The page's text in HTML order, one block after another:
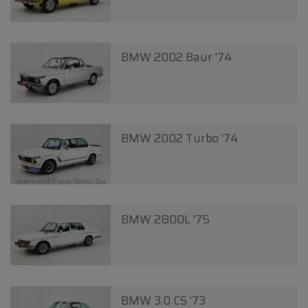
BMW 2002 Baur '74
BMW 2002 Turbo '74
BMW 2800L '75
BMW 3.0 CS '73